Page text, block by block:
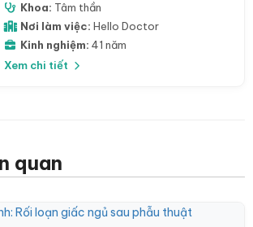
Khoa: Tâm thần
Nơi làm việc: Hello Doctor
Kinh nghiệm: 41 năm
Xem chi tiết
quan